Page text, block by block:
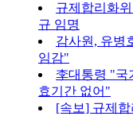
규제합리화
규 임명
감사원, 유병
임감"
李대통령 "국
효기간 없어"
[속보] 규제